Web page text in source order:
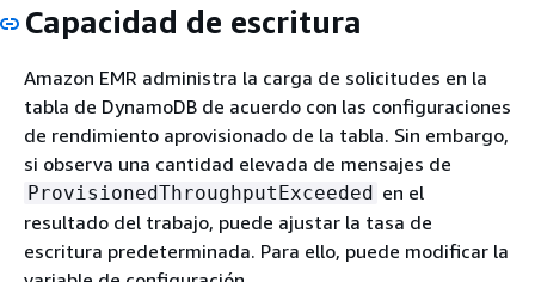
Capacidad de escritura
Amazon EMR administra la carga de solicitudes en la
tabla de DynamoDB de acuerdo con las configuraciones
de rendimiento aprovisionado de la tabla. Sin embargo,
si observa una cantidad elevada de mensajes de
ProvisionedThroughputExceeded en el
resultado del trabajo, puede ajustar la tasa de
escritura predeterminada. Para ello, puede modificar la